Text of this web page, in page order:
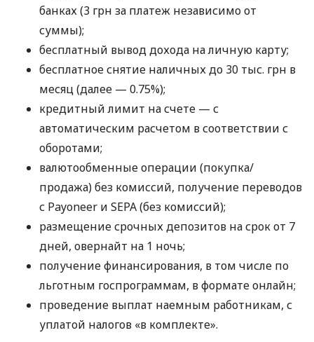
банках (3 грн за платеж независимо от
суммы);
бесплатный вывод дохода на личную карту;
бесплатное снятие наличных до 30 тыс. грн в
месяц (далее — 0.75%);
кредитный лимит на счете — с
автоматическим расчетом в соответствии с
оборотами;
валютообменные операции (покупка/
продажа) без комиссий, получение переводов
с Payoneer и SEPA (без комиссий);
размещение срочных депозитов на срок от 7
дней, овернайт на 1 ночь;
получение финансирования, в том числе по
льготным госпрограммам, в формате онлайн;
проведение выплат наемным работникам, с
уплатой налогов «в комплекте».